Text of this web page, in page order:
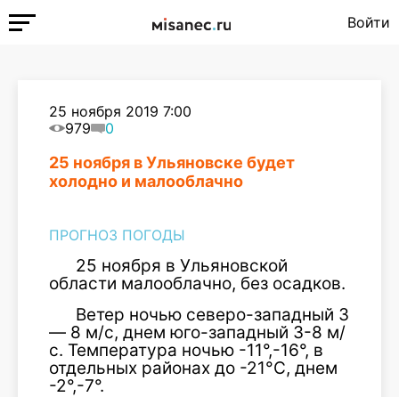
Войти
25 ноября 2019 7:00
979
0
25 ноября в Ульяновске будет
холодно и малооблачно
ПРОГНОЗ ПОГОДЫ
25 ноября в Ульяновской
области малооблачно, без осадков.
Ветер ночью северо-западный 3
— 8 м/с, днем юго-западный 3-8 м/
с. Температура ночью -11°,-16°, в
отдельных районах до -21°С, днем
-2°,-7°.